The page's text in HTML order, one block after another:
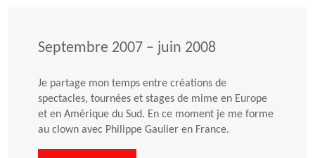
Septembre 2007 – juin 2008
Je partage mon temps entre créations de
spectacles, tournées et stages de mime en Europe
et en Amérique du Sud. En ce moment je me forme
au clown avec Philippe Gaulier en France.